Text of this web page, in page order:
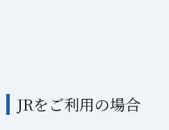
JRをご利用の場合